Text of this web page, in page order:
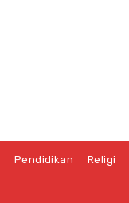
Pendidikan Religi